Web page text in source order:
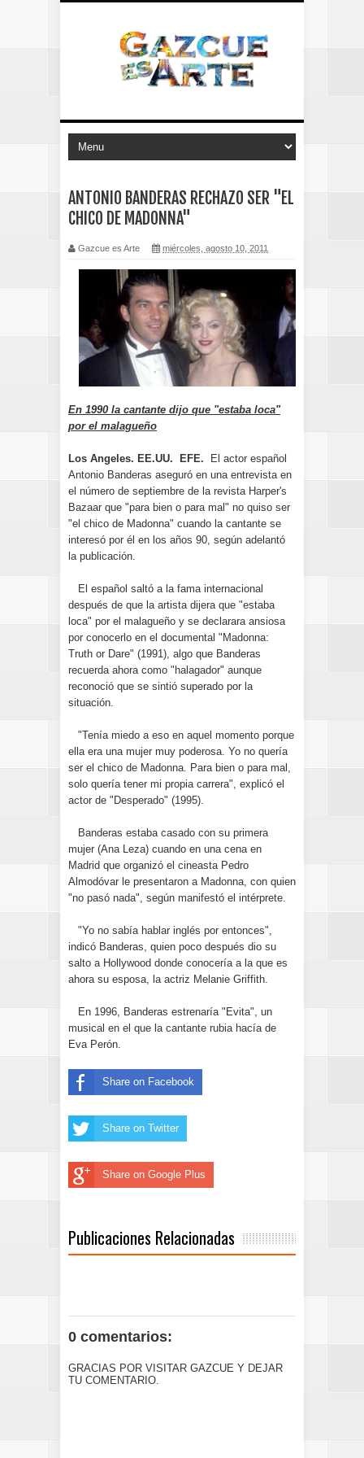
ANTONIO BANDERAS RECHAZO SER "EL
CHICO DE MADONNA"
Gazcue es Arte miércoles, agosto 10, 2011
En 1990 la cantante dijo que "estaba loca"
por el malagueño
Los Angeles. EE.UU. EFE. El actor español
Antonio Banderas aseguró en una entrevista en
el número de septiembre de la revista Harper's
Bazaar que "para bien o para mal" no quiso ser
"el chico de Madonna" cuando la cantante se
interesó por él en los años 90, según adelantó
la publicación.
El español saltó a la fama internacional
después de que la artista dijera que "estaba
loca" por el malagueño y se declarara ansiosa
por conocerlo en el documental "Madonna:
Truth or Dare" (1991), algo que Banderas
recuerda ahora como "halagador" aunque
reconoció que se sintió superado por la
situación.
"Tenía miedo a eso en aquel momento porque
ella era una mujer muy poderosa. Yo no quería
ser el chico de Madonna. Para bien o para mal,
solo quería tener mi propia carrera", explicó el
actor de "Desperado" (1995).
Banderas estaba casado con su primera
mujer (Ana Leza) cuando en una cena en
Madrid que organizó el cineasta Pedro
Almodóvar le presentaron a Madonna, con quien
"no pasó nada", según manifestó el intérprete.
"Yo no sabía hablar inglés por entonces",
indicó Banderas, quien poco después dio su
salto a Hollywood donde conocería a la que es
ahora su esposa, la actriz Melanie Griffith.
En 1996, Banderas estrenaría "Evita", un
musical en el que la cantante rubia hacía de
Eva Perón.
Share on Facebook
Share on Twitter
Share on Google Plus
Publicaciones Relacionadas
0 comentarios:
GRACIAS POR VISITAR GAZCUE Y DEJAR
TU COMENTARIO.